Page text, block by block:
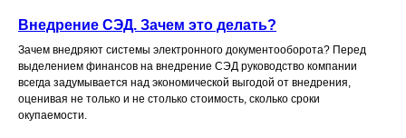
Внедрение СЭД. Зачем это делать?
Зачем внедряют системы электронного документооборота? Перед
выделением финансов на внедрение СЭД руководство компании
всегда задумывается над экономической выгодой от внедрения,
оценивая не только и не столько стоимость, сколько сроки
окупаемости.